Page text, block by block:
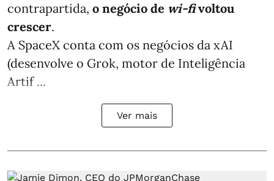
contrapartida, o negócio de wi-fivoltou
crescer.
A SpaceX conta com os negócios da xAI
(desenvolve o Grok, motor de Inteligência
Artif ...
Ver mais